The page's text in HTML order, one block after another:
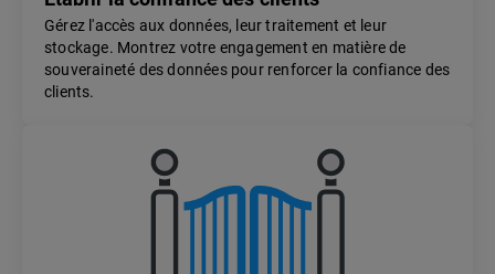
Gérez l'accès aux données, leur traitement et leur
stockage. Montrez votre engagement en matière de
souveraineté des données pour renforcer la confiance des
clients.